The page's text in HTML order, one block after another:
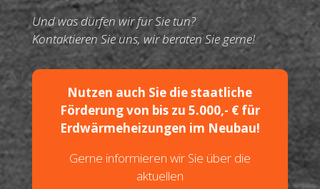
Und was dürfen wir für Sie tun?
Kontaktieren Sie uns, wir beraten Sie gerne!
Nutzen auch Sie die staatliche
Förderung von bis zu 5.000,- € für
Erdwärmeheizungen im Neubau!
Gerne informieren wir Sie über die
aktuellen